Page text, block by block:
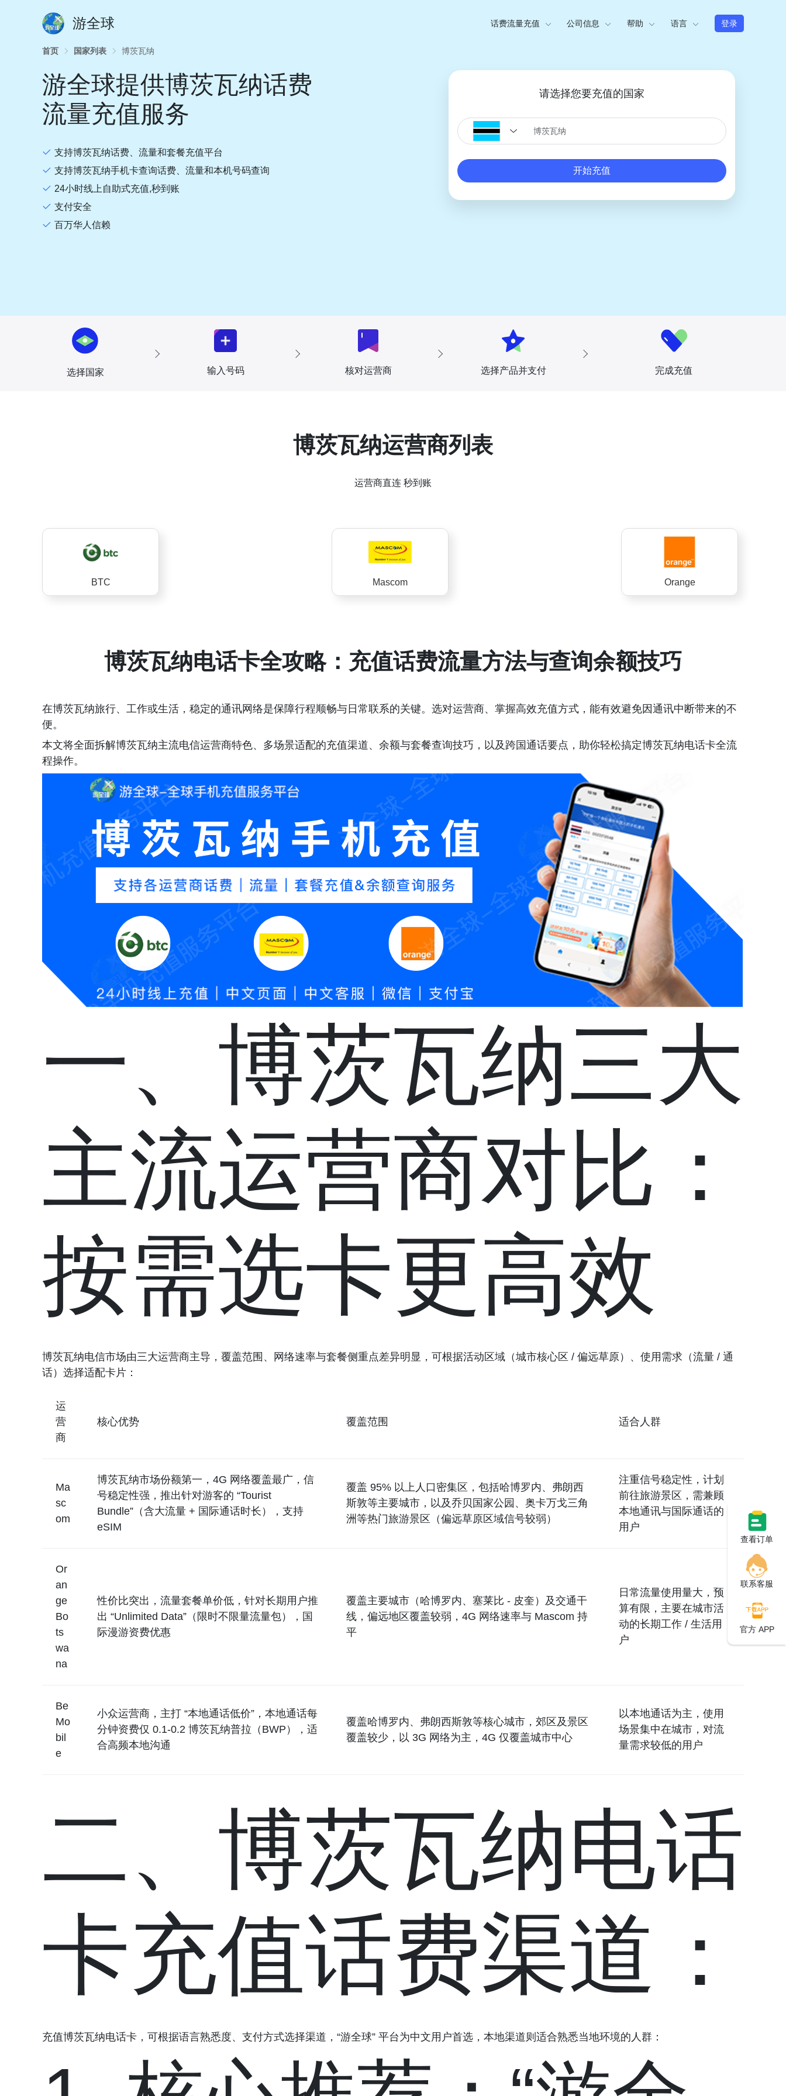
游全球 话费流量充值 公司信息 帮助 语言 登录
首页 国家列表 博茨瓦纳
游全球提供博茨瓦纳话费
流量充值服务
支持博茨瓦纳话费、流量和套餐充值平台
支持博茨瓦纳手机卡查询话费、流量和本机号码查询
24小时线上自助式充值,秒到账
支付安全
百万华人信赖
请选择您要充值的国家
开始充值
选择国家 输入号码 核对运营商 选择产品并支付 完成充值
博茨瓦纳运营商列表
运营商直连 秒到账
BTC Mascom Orange
博茨瓦纳电话卡全攻略：充值话费流量方法与查询余额技巧
在博茨瓦纳旅行、工作或生活，稳定的通讯网络是保障行程顺畅与日常联系的关键。选对运营商、掌握高效充值方式，能有效避免因通讯中断带来的不
便。
本文将全面拆解博茨瓦纳主流电信运营商特色、多场景适配的充值渠道、余额与套餐查询技巧，以及跨国通话要点，助你轻松搞定博茨瓦纳电话卡全流
程操作。
一、博茨瓦纳三大
主流运营商对比：
按需选卡更高效
博茨瓦纳电信市场由三大运营商主导，覆盖范围、网络速率与套餐侧重点差异明显，可根据活动区域（城市核心区 / 偏远草原）、使用需求（流量 / 通
话）选择适配卡片：
运
营
商
核心优势 覆盖范围 适合人群
Ma
sc
om
博茨瓦纳市场份额第一，4G 网络覆盖最广，信
号稳定性强，推出针对游客的 “Tourist
Bundle”（含大流量 + 国际通话时长），支持
eSIM
覆盖 95% 以上人口密集区，包括哈博罗内、弗朗西
斯敦等主要城市，以及乔贝国家公园、奥卡万戈三角
洲等热门旅游景区（偏远草原区域信号较弱）
注重信号稳定性，计划
前往旅游景区，需兼顾
本地通讯与国际通话的
用户
Or
an
ge
Bo
ts
wa
na
性价比突出，流量套餐单价低，针对长期用户推
出 “Unlimited Data”（限时不限量流量包），国
际漫游资费优惠
覆盖主要城市（哈博罗内、塞莱比 - 皮奎）及交通干
线，偏远地区覆盖较弱，4G 网络速率与 Mascom 持
平
日常流量使用量大，预
算有限，主要在城市活
动的长期工作 / 生活用
户
Be
Mo
bil
e
小众运营商，主打 “本地通话低价”，本地通话每
分钟资费仅 0.1-0.2 博茨瓦纳普拉（BWP），适
合高频本地沟通
覆盖哈博罗内、弗朗西斯敦等核心城市，郊区及景区
覆盖较少，以 3G 网络为主，4G 仅覆盖城市中心
以本地通话为主，使用
场景集中在城市，对流
量需求较低的用户
二、博茨瓦纳电话
卡充值话费渠道：
充值博茨瓦纳电话卡，可根据语言熟悉度、支付方式选择渠道，“游全球” 平台为中文用户首选，本地渠道则适合熟悉当地环境的人群：
查看订单
联系客服
官方 APP